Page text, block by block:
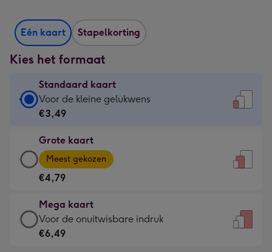
Eén kaart Stapelkorting
Kies het formaat
Standaard kaart
Standaard
kaart
€3,49
-
Voor
kleine
gelukwens
-
Voor de kleine gelukwens
€3,49
Grote kaart
Grote
kaart
-
€4,79
-
Meest
gekozen
Meest gekozen
€4,79
Mega kaart
Mega
kaart
Voor de onuitwisbare indruk
€6,49